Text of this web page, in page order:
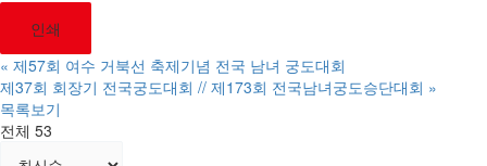
인쇄
« 제57회 여수 거북선 축제기념 전국 남녀 궁도대회
제37회 회장기 전국궁도대회 // 제173회 전국남녀궁도승단대회 »
목록보기
전체 53